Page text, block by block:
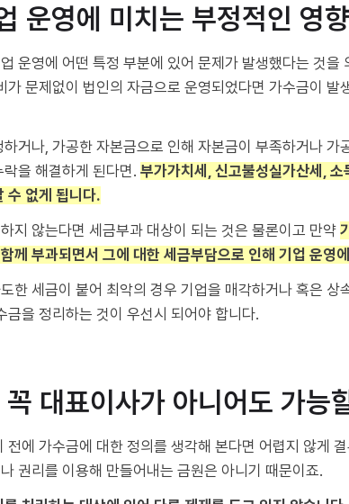
운영에 미치는 부정적인 영
운영에 어떤 특정 부분에 있어 문제가 발생했다는 것을
가 문제없이 법인의 자금으로 운영되었다면 가수금이 발
거나, 가공한 자본금으로 인해 자본금이 부족하거나 가
을 해결하게 된다면. 부가가치세, 신고불성실가산세, 소
수 없게 됩니다.
지 않는다면 세금부과 대상이 되는 것은 물론이고 만약
께 부과되면서 그에 대한 세금부담으로 인해 기업 운영
한 세금이 붙어 최악의 경우 기업을 매각하거나 혹은 상
금을 정리하는 것이 우선시 되어야 합니다.
대표이사가 아니어도 가능
전에 가수금에 대한 정의를 생각해 본다면 어렵지 않게
권리를 이용해 만들어내는 금원은 아니기 때문이죠.